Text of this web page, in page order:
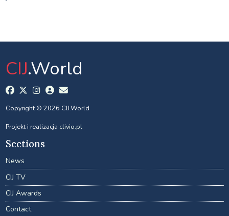
CIJ.World
Copyright © 2026 CIJ.World
Projekt i realizacja clivio.pl
Sections
News
CIJ TV
CIJ Awards
Contact